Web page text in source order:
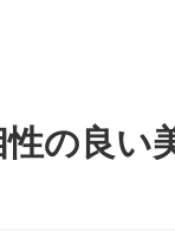
の良い